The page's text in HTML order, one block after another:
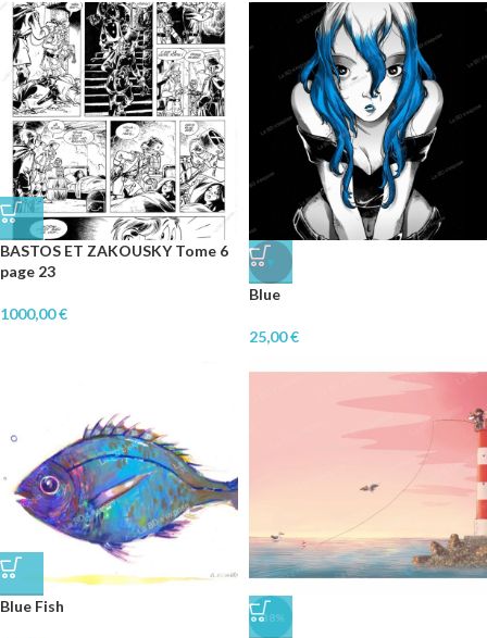
BASTOS ET ZAKOUSKY Tome 6
page 23
1000,00€
♥
Blue
25,00€
Blue Fish
-38%